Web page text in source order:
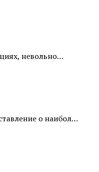
невольно…
о наибол…